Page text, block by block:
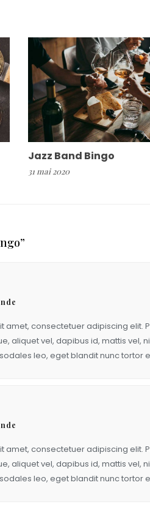
Jazz Band Bingo
31 mai 2020
”
amet, consectetuer adipiscing elit.
aliquet vel, dapibus id, mattis vel,
leo, eget blandit nunc tortor
amet, consectetuer adipiscing elit.
aliquet vel, dapibus id, mattis vel,
leo, eget blandit nunc tortor